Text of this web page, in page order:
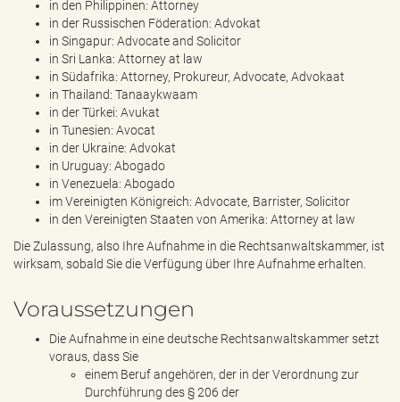
in den Philippinen: Attorney
in der Russischen Föderation: Advokat
in Singapur: Advocate and Solicitor
in Sri Lanka: Attorney at law
in Südafrika: Attorney, Prokureur, Advocate, Advokaat
in Thailand: Tanaaykwaam
in der Türkei: Avukat
in Tunesien: Avocat
in der Ukraine: Advokat
in Uruguay: Abogado
in Venezuela: Abogado
im Vereinigten Königreich: Advocate, Barrister, Solicitor
in den Vereinigten Staaten von Amerika: Attorney at law
Die Zulassung, also Ihre Aufnahme in die Rechtsanwaltskammer, ist
wirksam, sobald Sie die Verfügung über Ihre Aufnahme erhalten.
Voraussetzungen
Die Aufnahme in eine deutsche Rechtsanwaltskammer setzt
voraus, dass Sie
einem Beruf angehören, der in der Verordnung zur
Durchführung des § 206 der